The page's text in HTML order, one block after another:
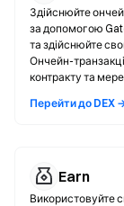
Здійснюйте
за допомогою
та здійснюйте
Ончейн-
контракту та
Перейти до DEX
Earn
Використовуйте